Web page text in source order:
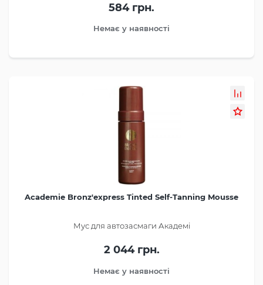
584 грн.
Немає у наявності
Academie Bronz'express Tinted Self-Tanning Mousse
Мус для автозасмаги Академі
2 044 грн.
Немає у наявності